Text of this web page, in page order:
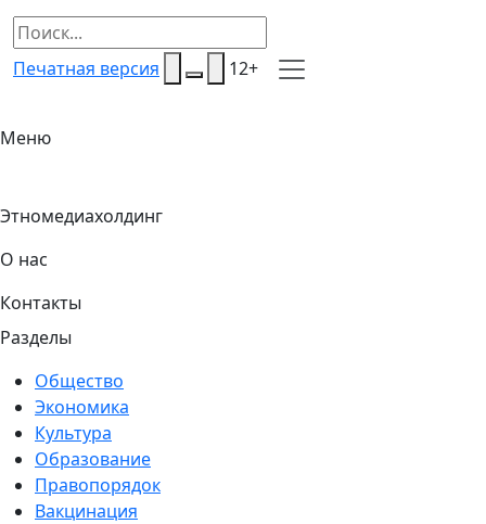
Печатная версия 12+
Меню
Этномедиахолдинг
О нас
Контакты
Разделы
Общество
Экономика
Культура
Образование
Правопорядок
Вакцинация